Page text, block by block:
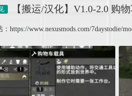
【搬运/汉化】V1.0-2.0 购
：https://www.nexusmods.com/7daystodie/